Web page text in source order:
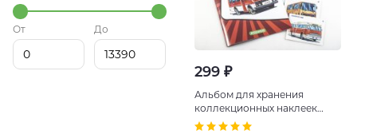
От До
299 ₽
Альбом для хранения
коллекционных наклеек
Альбом для хранения